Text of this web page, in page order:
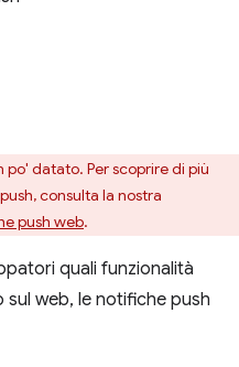
po' datato. Per scoprire di più
consulta la nostra
push web.
quali funzionalità
web, le notifiche push